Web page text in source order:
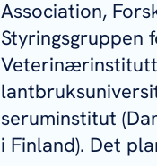
Association,
seruminstitut
i Finland). Det